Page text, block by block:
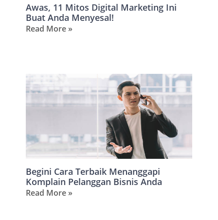
Awas, 11 Mitos Digital Marketing Ini
Buat Anda Menyesal!
Read More »
Begini Cara Terbaik Menanggapi
Komplain Pelanggan Bisnis Anda
Read More »